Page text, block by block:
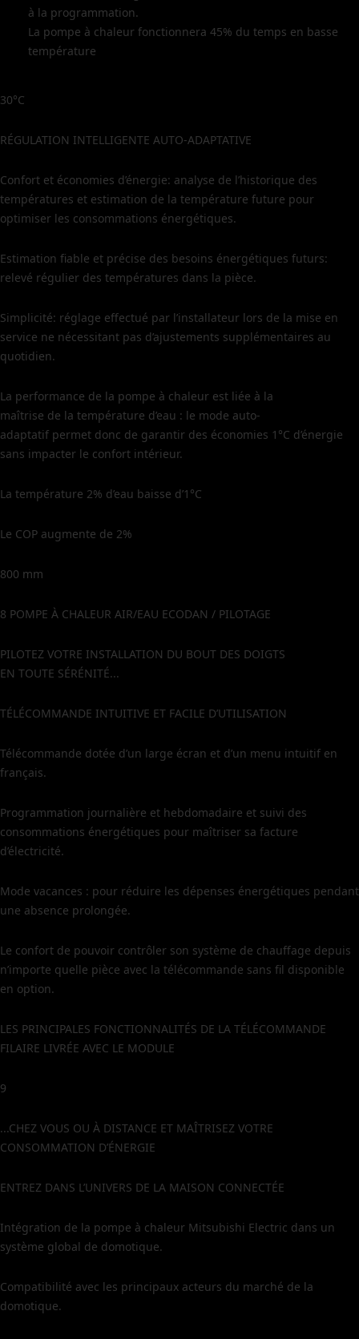
à la programmation.
La pompe à chaleur fonctionnera 45% du temps en basse
température
30°C
RÉGULATION INTELLIGENTE AUTO-ADAPTATIVE
Confort et économies d’énergie: analyse de l’historique des
températures et estimation de la température future pour
optimiser les consommations énergétiques.
Estimation fiable et précise des besoins énergétiques futurs:
relevé régulier des températures dans la pièce.
Simplicité: réglage effectué par l’installateur lors de la mise en
service ne nécessitant pas d’ajustements supplémentaires au
quotidien.
La performance de la pompe à chaleur est liée à la
maîtrise de la température d’eau : le mode auto-
adaptatif permet donc de garantir des économies 1°C d’énergie
sans impacter le confort intérieur.
La température 2% d’eau baisse d’1°C
Le COP augmente de 2%
800 mm
8 POMPE À CHALEUR AIR/EAU ECODAN / PILOTAGE
PILOTEZ VOTRE INSTALLATION DU BOUT DES DOIGTS
EN TOUTE SÉRÉNITÉ...
TÉLÉCOMMANDE INTUITIVE ET FACILE D’UTILISATION
Télécommande dotée d’un large écran et d’un menu intuitif en
français.
Programmation journalière et hebdomadaire et suivi des
consommations énergétiques pour maîtriser sa facture
d’électricité.
Mode vacances : pour réduire les dépenses énergétiques pendant
une absence prolongée.
Le confort de pouvoir contrôler son système de chauffage depuis
n’importe quelle pièce avec la télécommande sans fil disponible
en option.
LES PRINCIPALES FONCTIONNALITÉS DE LA TÉLÉCOMMANDE
FILAIRE LIVRÉE AVEC LE MODULE
9
...CHEZ VOUS OU À DISTANCE ET MAÎTRISEZ VOTRE
CONSOMMATION D’ÉNERGIE
ENTREZ DANS L’UNIVERS DE LA MAISON CONNECTÉE
Intégration de la pompe à chaleur Mitsubishi Electric dans un
système global de domotique.
Compatibilité avec les principaux acteurs du marché de la
domotique.